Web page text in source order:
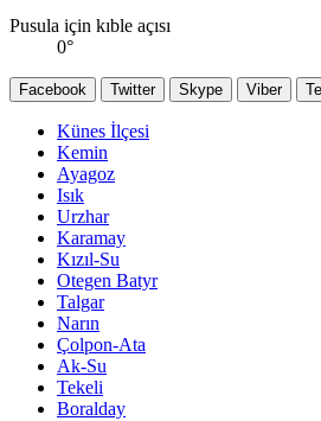
Pusula için kıble açısı
0°
Facebook Twitter Skype Viber
Künes İlçesi
Kemin
Ayagoz
Isık
Urzhar
Karamay
Kızıl-Su
Otegen Batyr
Talgar
Narın
Çolpon-Ata
Ak-Su
Tekeli
Boralday